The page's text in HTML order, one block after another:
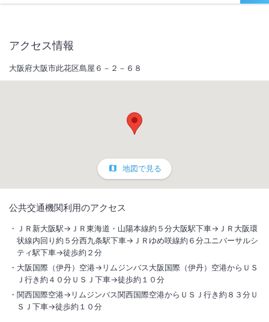
パークゲートから徒歩約１分、館内にはユニバーサル・スタジオ・スト
アがあり、利用しやすさも抜群です。
総客室数456 室
INチェックイン
15:00/ OUT チェックアウト
11:00
アクセス情報
大阪府大阪市此花区島屋６－２－６８
地図で見る
公共交通機関利用のアクセス
ＪＲ新大阪駅→ＪＲ東海道・山陽本線約５分大阪駅下車→ＪＲ大阪環
状線内回り約５分西九条駅下車→ＪＲゆめ咲線約６分ユニバーサルシ
ティ駅下車→徒歩約２分
大阪国際（伊丹）空港→リムジンバス大阪国際（伊丹）空港からＵＳ
Ｊ行き約４０分ＵＳＪ下車→徒歩約１０分
関西国際空港→リムジンバス関西国際空港からＵＳＪ行き約８３分Ｕ
ＳＪ下車→徒歩約１０分